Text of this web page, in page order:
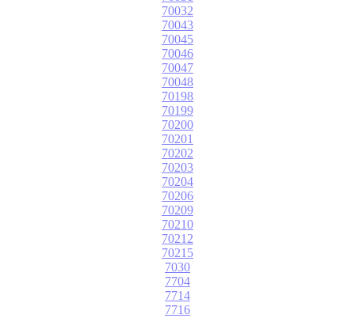
70032
70043
70045
70046
70047
70048
70198
70199
70200
70201
70202
70203
70204
70206
70209
70210
70212
70215
7030
7704
7714
7716